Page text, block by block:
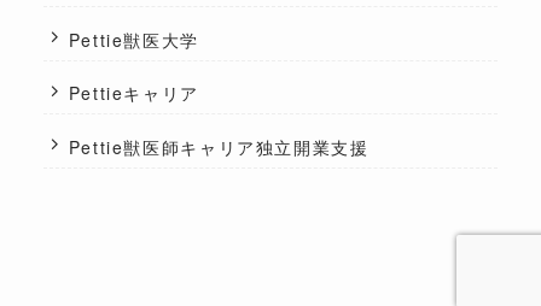
Pettie獣医大学
Pettieキャリア
Pettie獣医師キャリア独立開業支援